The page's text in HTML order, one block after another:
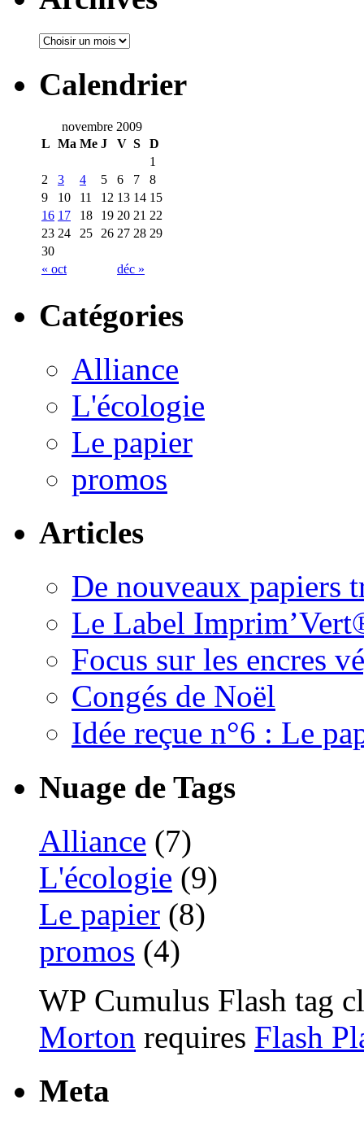
Calendrier
novembre 2009
L Ma Me J V S D
« oct déc »
1
2
3 4 5 6 7
8
9
10 11 12 13 14 15
16 17 18 19 20 21 22
23 24 25 26 27 28 29
30
Catégories
Alliance
L'écologie
Le papier
promos
Articles
De nouveaux papiers
Le Label
Focus sur les encres
Congés de Noël
Idée reçue n°6 : Le
Nuage de Tags
Alliance (7)
L'écologie (9)
Le papier (8)
promos (4)
WP Cumulus Flash tag
Morton requires Flash
Meta